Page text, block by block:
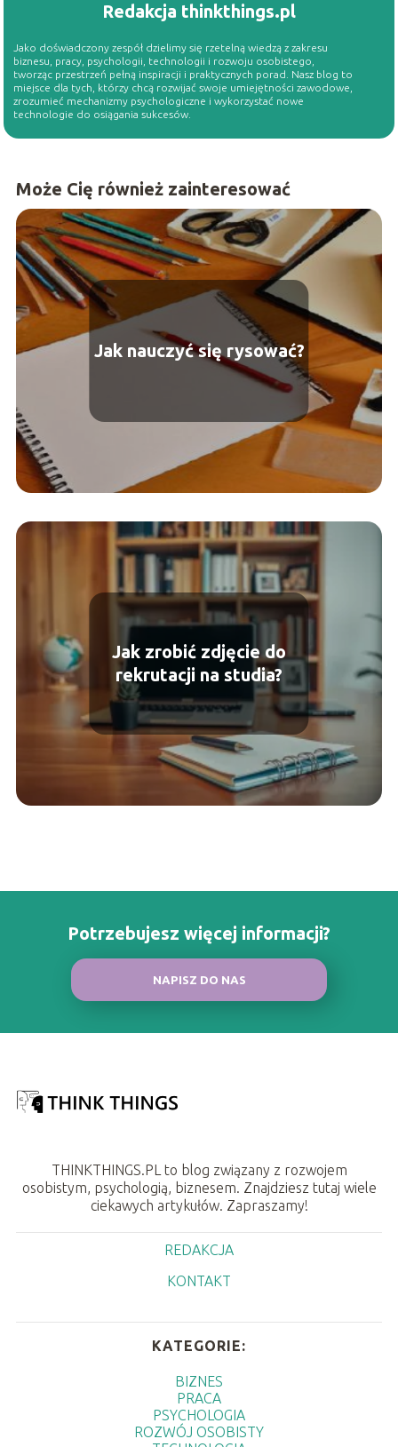
Redakcja thinkthings.pl
Jako doświadczony zespół dzielimy się rzetelną wiedzą z zakresu
biznesu, pracy, psychologii, technologii i rozwoju osobistego,
tworząc przestrzeń pełną inspiracji i praktycznych porad. Nasz blog to
miejsce dla tych, którzy chcą rozwijać swoje umiejętności zawodowe,
zrozumieć mechanizmy psychologiczne i wykorzystać nowe
technologie do osiągania sukcesów.
Może Cię również zainteresować
Jak nauczyć się rysować?
Jak zrobić zdjęcie do
rekrutacji na studia?
Potrzebujesz więcej informacji?
NAPISZ DO NAS
THINKTHINGS.PL to blog związany z rozwojem
osobistym, psychologią, biznesem. Znajdziesz tutaj wiele
ciekawych artykułów. Zapraszamy!
REDAKCJA
KONTAKT
KATEGORIE:
BIZNES
PRACA
PSYCHOLOGIA
ROZWÓJ OSOBISTY